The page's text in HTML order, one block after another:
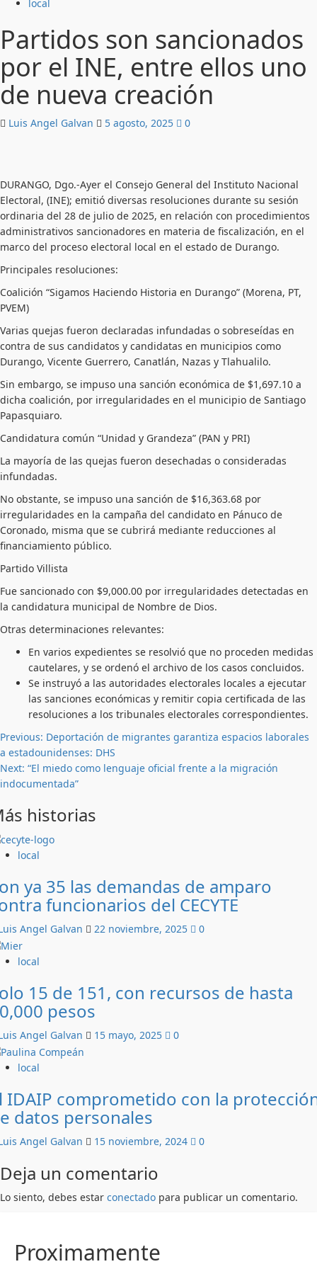
local
Partidos son sancionados
por el INE, entre ellos uno
de nueva creación
Luis Angel Galvan 5 agosto, 2025 0
DURANGO, Dgo.-Ayer el Consejo General del Instituto Nacional
Electoral, (INE); emitió diversas resoluciones durante su sesión
ordinaria del 28 de julio de 2025, en relación con procedimientos
administrativos sancionadores en materia de fiscalización, en el
marco del proceso electoral local en el estado de Durango.
Principales resoluciones:
Coalición “Sigamos Haciendo Historia en Durango” (Morena, PT,
PVEM)
Varias quejas fueron declaradas infundadas o sobreseídas en
contra de sus candidatos y candidatas en municipios como
Durango, Vicente Guerrero, Canatlán, Nazas y Tlahualilo.
Sin embargo, se impuso una sanción económica de $1,697.10 a
dicha coalición, por irregularidades en el municipio de Santiago
Papasquiaro.
Candidatura común “Unidad y Grandeza” (PAN y PRI)
La mayoría de las quejas fueron desechadas o consideradas
infundadas.
No obstante, se impuso una sanción de $16,363.68 por
irregularidades en la campaña del candidato en Pánuco de
Coronado, misma que se cubrirá mediante reducciones al
financiamiento público.
Partido Villista
Fue sancionado con $9,000.00 por irregularidades detectadas en
la candidatura municipal de Nombre de Dios.
Otras determinaciones relevantes:
En varios expedientes se resolvió que no proceden medidas
cautelares, y se ordenó el archivo de los casos concluidos.
Se instruyó a las autoridades electorales locales a ejecutar
las sanciones económicas y remitir copia certificada de las
resoluciones a los tribunales electorales correspondientes.
Post
navigation
Previous: Deportación de migrantes garantiza espacios laborales
a estadounidenses: DHS
Next: “El miedo como lenguaje oficial frente a la migración
indocumentada”
historias
local
ya 35 las demandas de amparo
funcionarios del CECYTE
Angel Galvan 22 noviembre, 2025 0
local
15 de 151, con recursos de hasta
pesos
Angel Galvan 15 mayo, 2025 0
local
IDAIP comprometido con la
datos personales
Angel Galvan 15 noviembre, 2024 0
Deja un comentario
Lo siento, debes estar conectado para publicar un comentario.
Proximamente